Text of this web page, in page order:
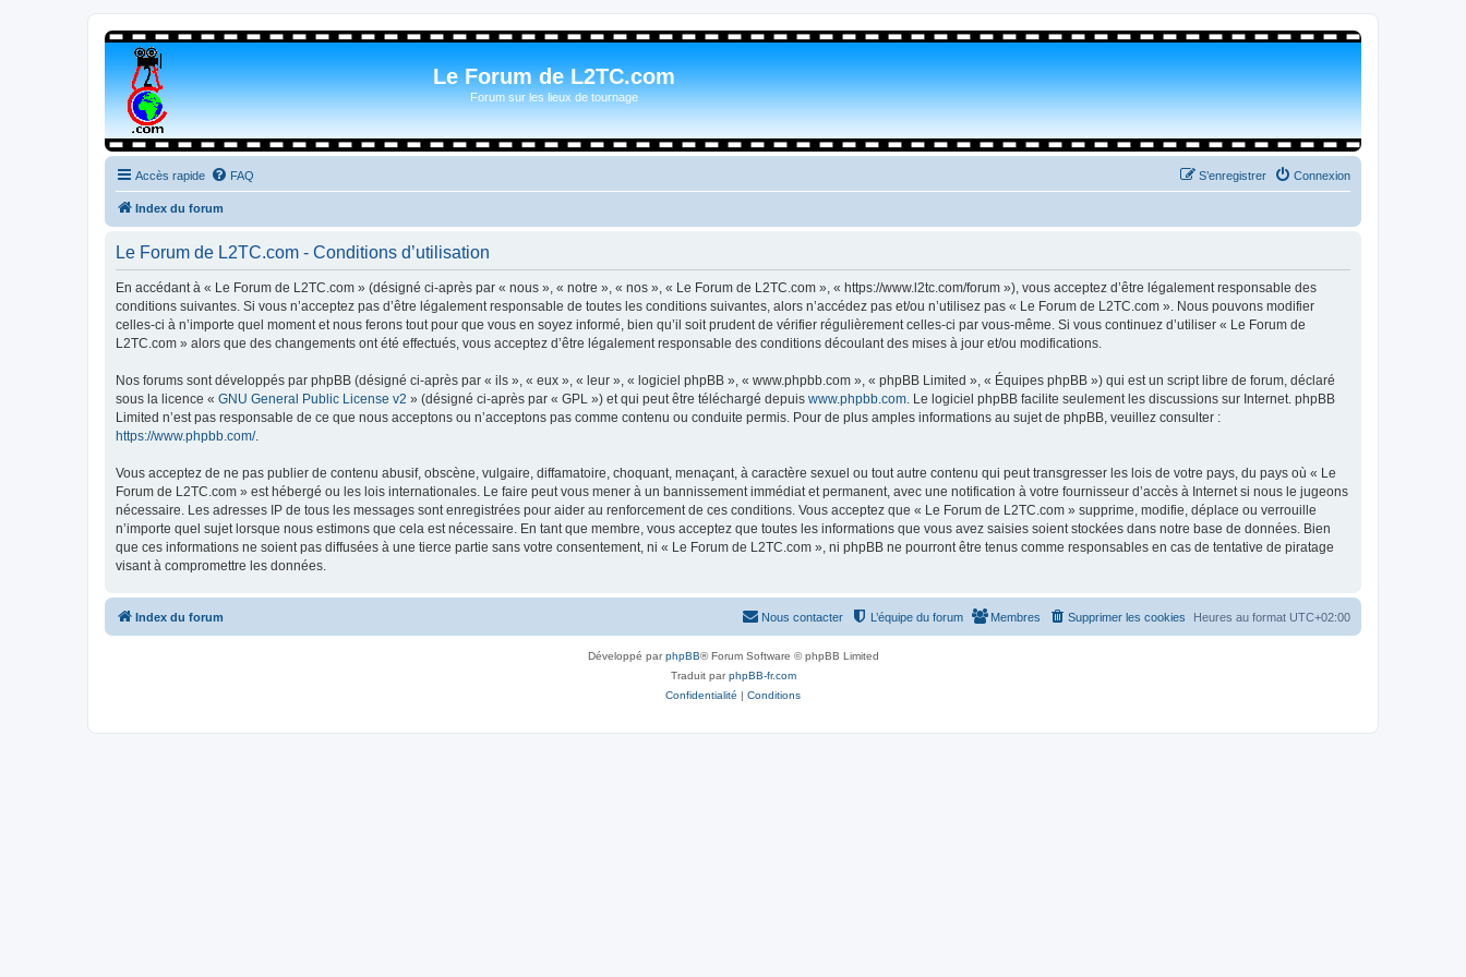
Le Forum de L2TC.com
Forum sur les lieux de tournage
Accès rapide FAQ Connexion
S’enregistrer
Index du forum
Le Forum de L2TC.com - Conditions d’utilisation
En accédant à « Le Forum de L2TC.com » (désigné ci-après par « nous », « notre », « nos », « Le Forum de L2TC.com », « https://www.l2tc.com/forum »), vous acceptez d’être légalement responsable des
conditions suivantes. Si vous n’acceptez pas d’être légalement responsable de toutes les conditions suivantes, alors n’accédez pas et/ou n’utilisez pas « Le Forum de L2TC.com ». Nous pouvons modifier
celles-ci à n’importe quel moment et nous ferons tout pour que vous en soyez informé, bien qu’il soit prudent de vérifier régulièrement celles-ci par vous-même. Si vous continuez d’utiliser « Le Forum de
L2TC.com » alors que des changements ont été effectués, vous acceptez d’être légalement responsable des conditions découlant des mises à jour et/ou modifications.
Nos forums sont développés par phpBB (désigné ci-après par « ils », « eux », « leur », « logiciel phpBB », « www.phpbb.com », « phpBB Limited », « Équipes phpBB ») qui est un script libre de forum, déclaré
sous la licence « GNU General Public License v2 » (désigné ci-après par « GPL ») et qui peut être téléchargé depuis www.phpbb.com. Le logiciel phpBB facilite seulement les discussions sur Internet. phpBB
Limited n’est pas responsable de ce que nous acceptons ou n’acceptons pas comme contenu ou conduite permis. Pour de plus amples informations au sujet de phpBB, veuillez consulter :
https://www.phpbb.com/.
Vous acceptez de ne pas publier de contenu abusif, obscène, vulgaire, diffamatoire, choquant, menaçant, à caractère sexuel ou tout autre contenu qui peut transgresser les lois de votre pays, du pays où « Le
Forum de L2TC.com » est hébergé ou les lois internationales. Le faire peut vous mener à un bannissement immédiat et permanent, avec une notification à votre fournisseur d’accès à Internet si nous le jugeons
nécessaire. Les adresses IP de tous les messages sont enregistrées pour aider au renforcement de ces conditions. Vous acceptez que « Le Forum de L2TC.com » supprime, modifie, déplace ou verrouille
n’importe quel sujet lorsque nous estimons que cela est nécessaire. En tant que membre, vous acceptez que toutes les informations que vous avez saisies soient stockées dans notre base de données. Bien
que ces informations ne soient pas diffusées à une tierce partie sans votre consentement, ni « Le Forum de L2TC.com », ni phpBB ne pourront être tenus comme responsables en cas de tentative de piratage
visant à compromettre les données.
Index du forum Heures au format UTC+02:00
Supprimer les cookies
Membres
L’équipe du forum
Nous contacter
Développé parphpBB® Forum Software © phpBB Limited
Traduit parphpBB-fr.com
Confidentialité | Conditions